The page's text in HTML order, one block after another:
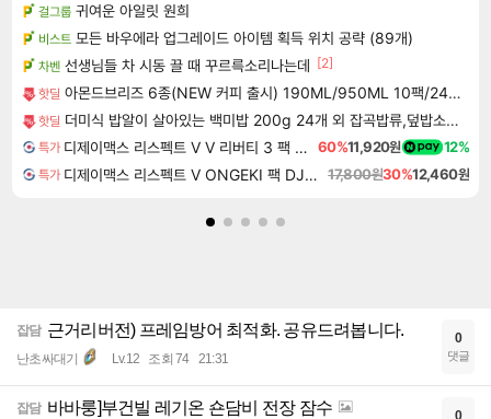
걸그룹 귀여운 아일릿 원희
비스트 모든 바우에라 업그레이드 아이템 획득 위치 공략 (89개)
차벤 선생님들 차 시동 끌 때 꾸르륵소리나는데 [2]
핫딜 아몬드브리즈 6종(NEW 커피 출시) 190ML/950ML 10팩/24팩/48팩 중 택 1
핫딜 더미식 밥알이 살아있는 백미밥 200g 24개 외 잡곡밥류,덮밥소스7종 외
특가 디제이맥스 리스펙트 V V 리버티 3 팩 DJMAX RESPECT V V Liberty 3 Pack DLC 60%11,920원 12%
특가 디제이맥스 리스펙트 V ONGEKI 팩 DJMAX RESPECT V ONGEKI Pack DLC 17,800원30%12,460원
잡담 근거리버전) 프레임방어 최적화. 공유드려봅니다.
난초싸대기 Lv.12 조회 74 21:31
0
댓글
잡담 바바룽]부건빌 레기온 숀담비 전장 잠수 0